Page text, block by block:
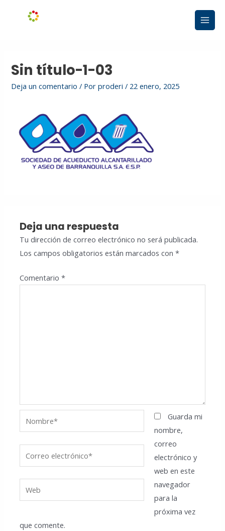
Main
Sin título-1-03
Deja un comentario / Porproderi/ 22 enero, 2025
Deja una respuesta
Tu dirección de correo electrónico no será publicada.
Los campos obligatorios están marcados con*
Comentario*
Nombre*
electrónico*
Guarda mi
nombre,
correo
electrónico y
web en este
navegador
para la
próxima vez
que comente.